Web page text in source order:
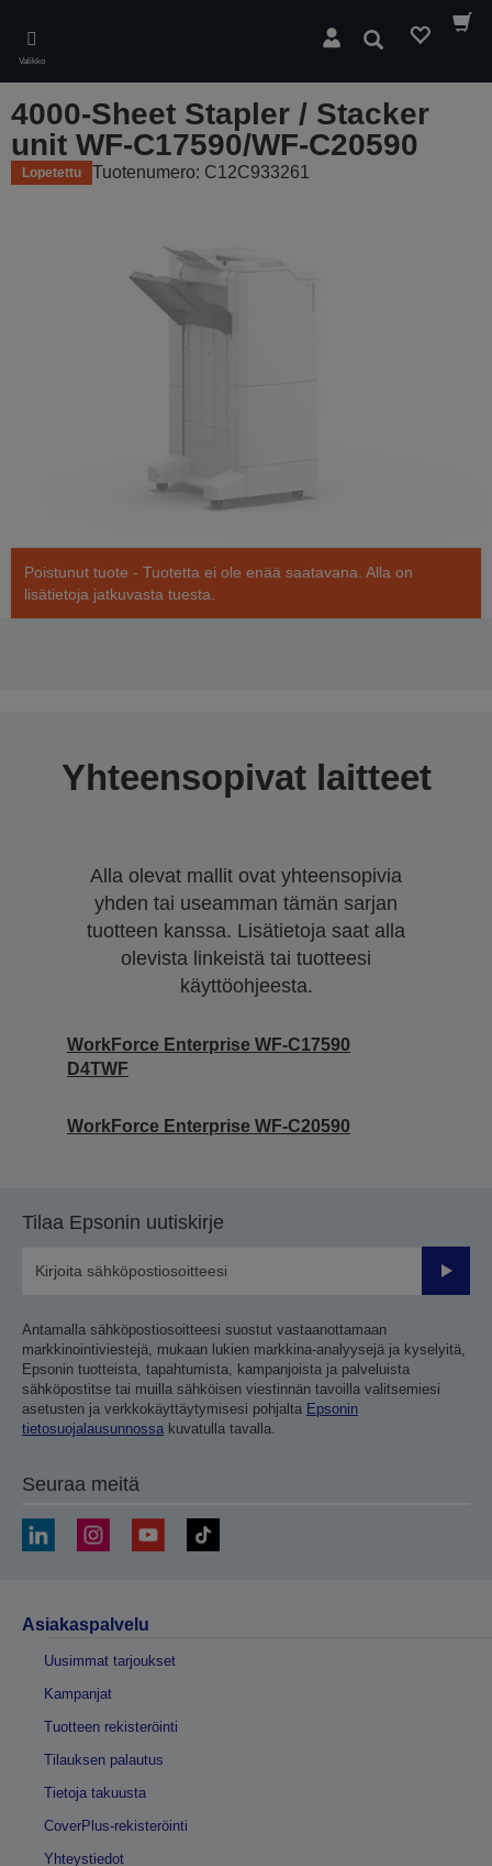
main
content
Valikko
Hae
4000-Sheet Stapler / Stacker
unit WF-C17590/WF-C20590
Lopetettu Tuotenumero: C12C933261
Poistunut tuote - Tuotetta ei ole enää saatavana. Alla on
lisätietoja jatkuvasta tuesta.
Yhteensopivat laitteet
Alla olevat mallit ovat yhteensopivia
yhden tai useamman tämän sarjan
tuotteen kanssa. Lisätietoja saat alla
olevista linkeistä tai tuotteesi
käyttöohjeesta.
WorkForce Enterprise WF-C17590
D4TWF
WorkForce Enterprise WF-C20590
Tilaa Epsonin uutiskirje
Lähetä
Antamalla sähköpostiosoitteesi suostut vastaanottamaan
markkinointiviestejä, mukaan lukien markkina-analyysejä ja kyselyitä,
Epsonin tuotteista, tapahtumista, kampanjoista ja palveluista
sähköpostitse tai muilla sähköisen viestinnän tavoilla valitsemiesi
asetusten ja verkkokäyttäytymisesi pohjalta Epsonin
tietosuojalausunnossa kuvatulla tavalla.
Seuraa meitä
Asiakaspalvelu
Uusimmat tarjoukset
Kampanjat
Tuotteen rekisteröinti
Tilauksen palautus
Tietoja takuusta
CoverPlus-rekisteröinti
Yhteystiedot